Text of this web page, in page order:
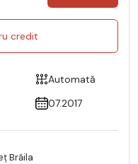
credit
Automată
07.2017
Brăila